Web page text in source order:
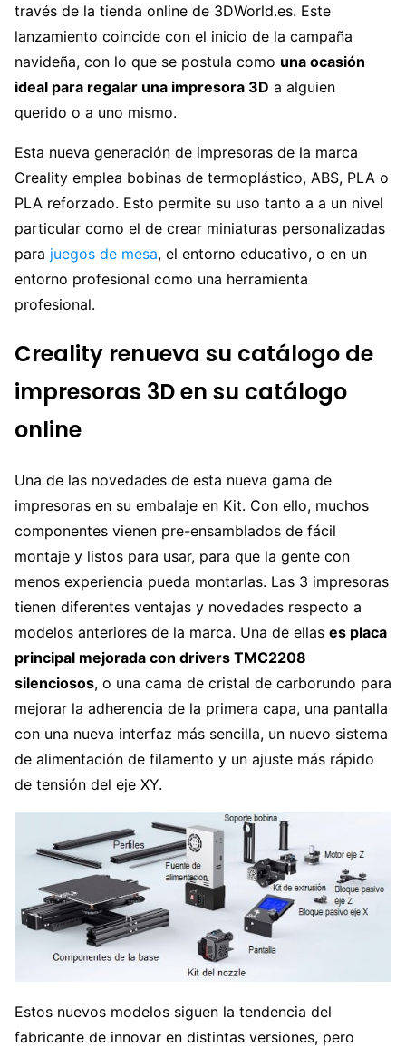
través de la tienda online de 3DWorld.es. Este
lanzamiento coincide con el inicio de la campaña
navideña, con lo que se postula como una ocasión
ideal para regalar una impresora 3D a alguien
querido o a uno mismo.
Esta nueva generación de impresoras de la marca
Creality emplea bobinas de termoplástico, ABS, PLA o
PLA reforzado. Esto permite su uso tanto a a un nivel
particular como el de crear miniaturas personalizadas
para juegos de mesa, el entorno educativo, o en un
entorno profesional como una herramienta
profesional.
Creality renueva su catálogo de
impresoras 3D en su catálogo
online
Una de las novedades de esta nueva gama de
impresoras en su embalaje en Kit. Con ello, muchos
componentes vienen pre-ensamblados de fácil
montaje y listos para usar, para que la gente con
menos experiencia pueda montarlas. Las 3 impresoras
tienen diferentes ventajas y novedades respecto a
modelos anteriores de la marca. Una de ellas es placa
principal mejorada con drivers TMC2208
silenciosos, o una cama de cristal de carborundo para
mejorar la adherencia de la primera capa, una pantalla
con una nueva interfaz más sencilla, un nuevo sistema
de alimentación de filamento y un ajuste más rápido
de tensión del eje XY.
Estos nuevos modelos siguen la tendencia del
fabricante de innovar en distintas versiones, pero